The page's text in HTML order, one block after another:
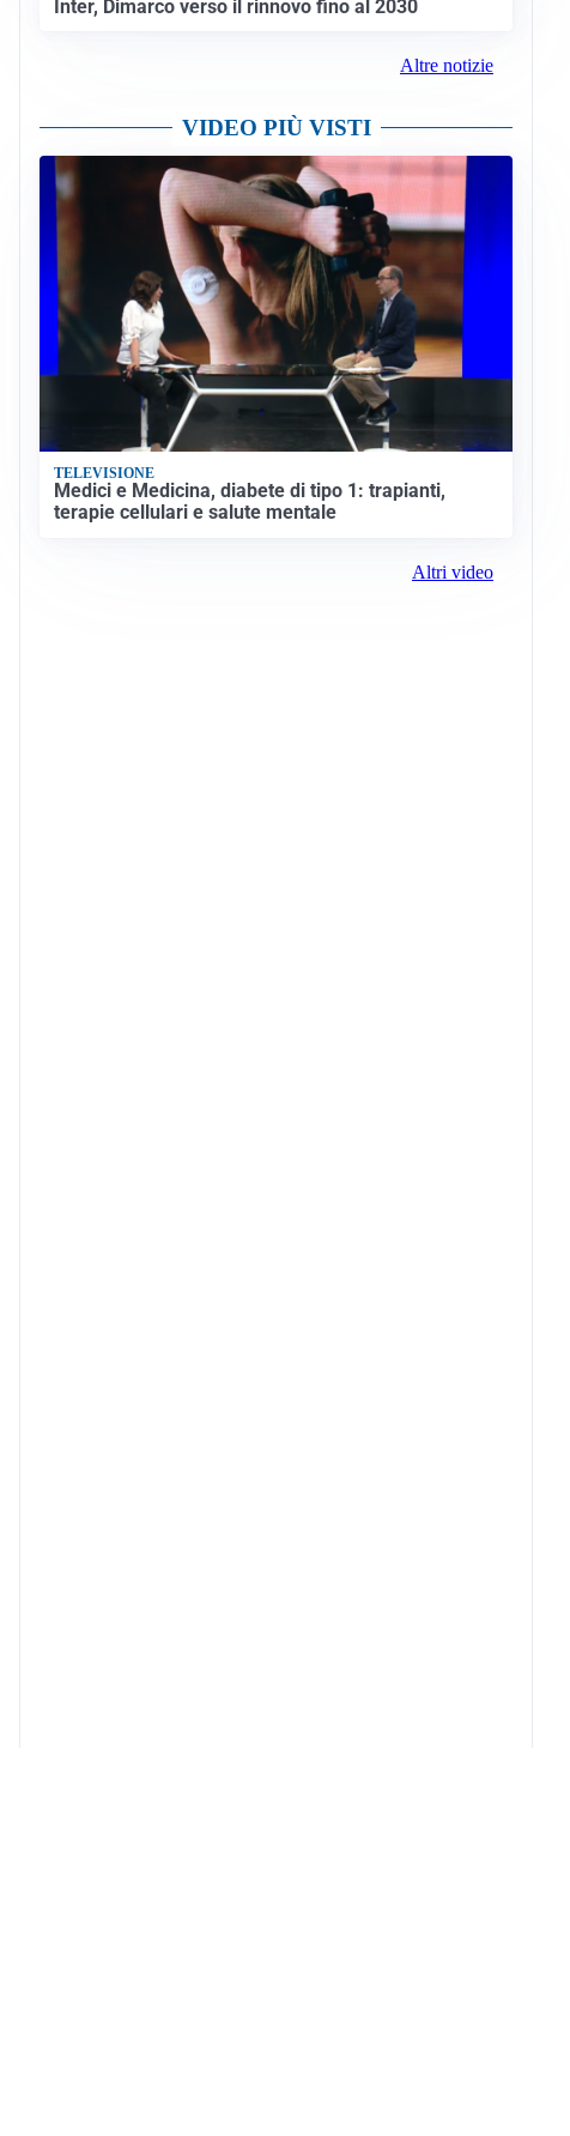
Inter, Dimarco verso il rinnovo fino al 2030
Altre notizie
VIDEO PIÙ VISTI
TELEVISIONE
Medici e Medicina, diabete di tipo 1: trapianti,
terapie cellulari e salute mentale
Altri video